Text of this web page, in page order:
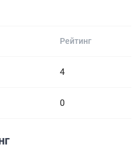
Рейтинг
4
0